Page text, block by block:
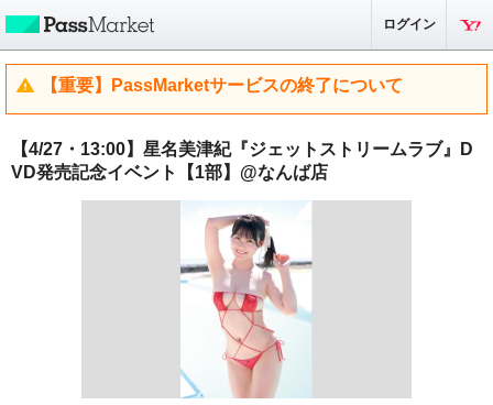
ログイン
【重要】PassMarketサービスの終了について
【4/27・13:00】星名美津紀『ジェットストリームラブ』D
VD発売記念イベント【1部】@なんば店